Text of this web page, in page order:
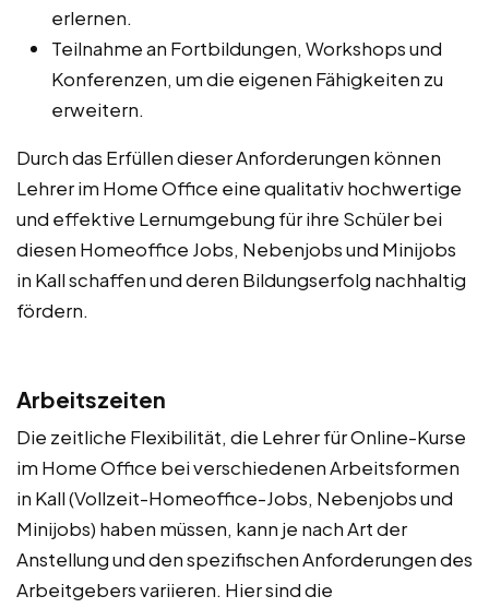
erlernen.
Teilnahme an Fortbildungen, Workshops und
Konferenzen, um die eigenen Fähigkeiten zu
erweitern.
Durch das Erfüllen dieser Anforderungen können
Lehrer im Home Office eine qualitativ hochwertige
und effektive Lernumgebung für ihre Schüler bei
diesen Homeoffice Jobs, Nebenjobs und Minijobs
in Kall schaffen und deren Bildungserfolg nachhaltig
fördern.
Arbeitszeiten
Die zeitliche Flexibilität, die Lehrer für Online-Kurse
im Home Office bei verschiedenen Arbeitsformen
in Kall (Vollzeit-Homeoffice-Jobs, Nebenjobs und
Minijobs) haben müssen, kann je nach Art der
Anstellung und den spezifischen Anforderungen des
Arbeitgebers variieren. Hier sind die